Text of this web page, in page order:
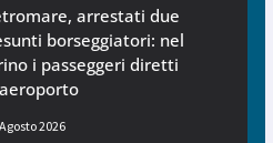
arrestati due
borseggiatori: nel
i passeggeri diretti
2026